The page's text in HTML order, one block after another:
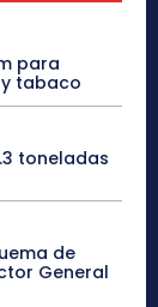
para
y tabaco
toneladas
de
General